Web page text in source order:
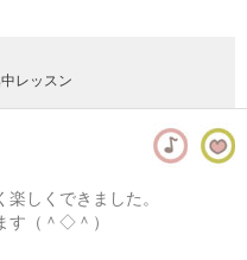
レッスン
しくできました。
す（＾◇＾）